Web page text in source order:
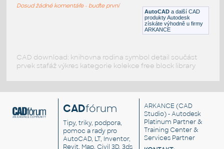
Koleno 1-palcové, 90°
AutoCAD a další CAD
produkty Autodesk
získáte výhodně u firmy
ARKANCE
Dosud žádné komentáře - buďte první
CAD download: knihovna rodina symbol detail součást
prvek stafáž výkres kategorie kolekce free block library
CADfórum
Tipy, triky, podpora,
pomoc a rady pro
AutoCAD, LT, Inventor,
Revit, Map, Civil 3D, 3ds
ARKANCE (CAD
Studio) - Autodesk
Platinum Partner &
Training Center &
Services Partner